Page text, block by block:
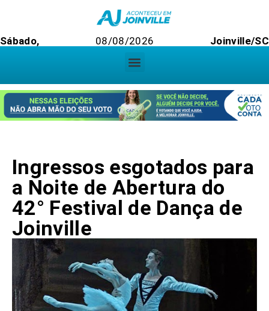
Sábado, 08/08/2026 Joinville/SC
Ingressos esgotados para
a Noite de Abertura do
42° Festival de Dança de
Joinville